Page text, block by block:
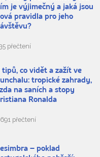
je výjimečný a jaká jsou
pravidla pro jeho
přečtení
tipů, co vidět a zažít ve
tropické zahrady,
na saních a stopy
Ronalda
přečtení
– poklad